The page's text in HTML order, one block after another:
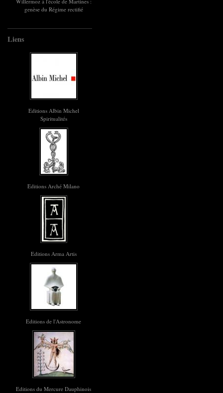
genèse du Régime rectifié
Liens
Editions Albin Michel
Spiritualités
Editions Arché Milano
Editions Arma Artis
Editions de l'Astronome
Editions du Mercure Dauphinois